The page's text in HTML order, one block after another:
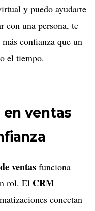
y puedo ayudarte
con una persona, te
confianza que un
el tiempo.
ventas
ventas funciona
rol. El CRM
conectan